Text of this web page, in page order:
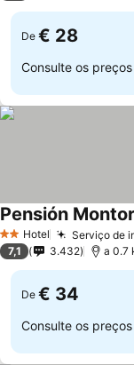
De € 28
Consulte os
2 Estrelas
Hotel Serviço de
Pensión
7,1 3.432 a 0.7
De € 34
Consulte os